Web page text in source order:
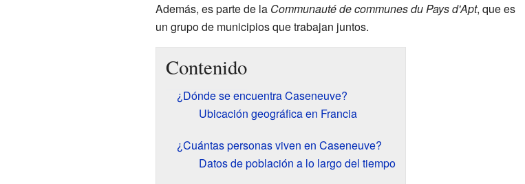
Además, es parte de la Communauté de communes du Pays d'Apt, que es
un grupo de municipios que trabajan juntos.
Contenido
¿Dónde se encuentra Caseneuve?
Ubicación geográfica en Francia
¿Cuántas personas viven en Caseneuve?
Datos de población a lo largo del tiempo